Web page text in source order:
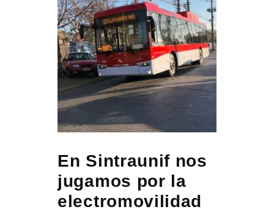
En Sintraunif nos
jugamos por la
electromovilidad